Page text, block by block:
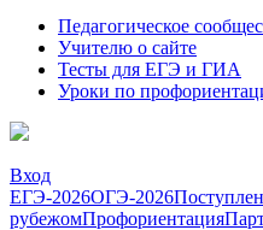
Педагогическое
Учителю о сайте
Тесты для ЕГЭ и ГИА
Уроки по
Вход
ЕГЭ-2026ОГЭ-2026
рубежомПрофориентация